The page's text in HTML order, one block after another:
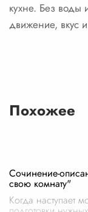
кухне. Без
движение, вкус
Похожее
Сочинение-
свою комнату"
Когда наступает